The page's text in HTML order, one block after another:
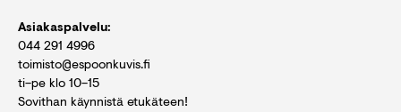
Asiakaspalvelu:
044 291 4996
toimisto@espoonkuvis.fi
ti–pe klo 10–15
Sovithan käynnistä etukäteen!